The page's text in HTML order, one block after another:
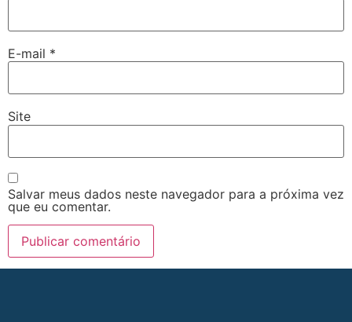
E-mail *
Site
Salvar meus dados neste navegador para a próxima vez
que eu comentar.